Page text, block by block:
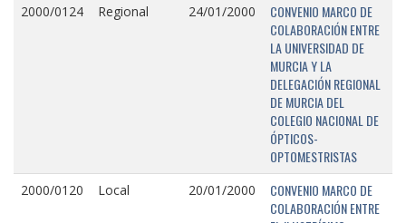
2000/0124 Regional 24/01/2000
CONVENIO MARCO DE
COLABORACIÓN ENTRE
LA UNIVERSIDAD DE
MURCIA Y LA
DELEGACIÓN REGIONAL
DE MURCIA DEL
COLEGIO NACIONAL DE
ÓPTICOS-
OPTOMESTRISTAS
2000/0120 Local 20/01/2000
CONVENIO MARCO DE
COLABORACIÓN ENTRE